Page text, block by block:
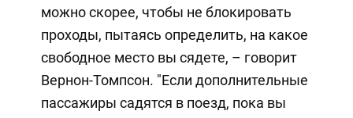
можно скорее, чтобы не блокировать
проходы, пытаясь определить, на какое
свободное место вы сядете, – говорит
Вернон-Томпсон. "Если дополнительные
пассажиры садятся в поезд, пока вы